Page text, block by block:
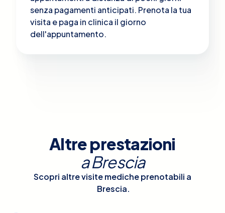
senza pagamenti anticipati. Prenota la tua
visita e paga in clinica il giorno
dell'appuntamento.
Altre prestazioni
aBrescia
Scopri altre visite mediche prenotabili a
Brescia.